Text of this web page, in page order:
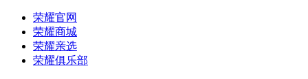
荣耀官网
荣耀商城
荣耀亲选
荣耀俱乐部